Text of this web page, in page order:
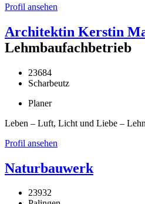
Profil ansehen
Architektin Kerstin
Lehmbaufachbetrieb
23684
Scharbeutz
Planer
Leben – Luft, Licht und Liebe –
Profil ansehen
Naturbauwerk
23932